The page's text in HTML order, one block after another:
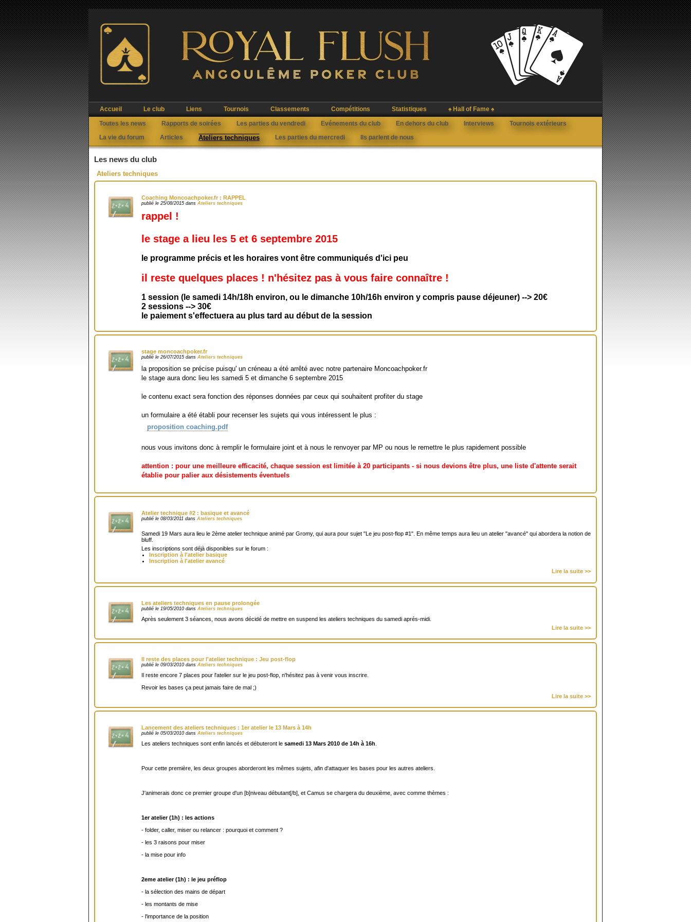
Accueil Le club Liens Tournois Classements Compétitions Statistiques
♠ Hall of Fame ♠
Toutes les news
Rapports de soirées Les parties du vendredi Evénements du club En dehors du club Interviews
Tournois extérieurs
La vie du forum
Articles Ateliers techniques Les parties du mercredi Ils parlent de nous
Les news du club
Ateliers techniques
Coaching Moncoachpoker.fr : RAPPEL
publié le 25/08/2015 dans Ateliers techniques
rappel !
le stage a lieu les 5 et 6 septembre 2015
le programme précis et les horaires vont être communiqués d'ici peu
il reste quelques places ! n'hésitez pas à vous faire connaître !
1 session (le samedi 14h/18h environ, ou le dimanche 10h/16h environ y compris pause déjeuner) --> 20€
2 sessions --> 30€
le paiement s'effectuera au plus tard au début de la session
stage moncoachpoker.fr
publié le 26/07/2015 dans Ateliers techniques
la proposition se précise puisqu' un créneau a été arrêté avec notre partenaire Moncoachpoker.fr
le stage aura donc lieu les samedi 5 et dimanche 6 septembre 2015
le contenu exact sera fonction des réponses données par ceux qui souhaitent profiter du stage
un formulaire a été établi pour recenser les sujets qui vous intéressent le plus :
proposition coaching.pdf
nous vous invitons donc à remplir le formulaire joint et à nous le renvoyer par MP ou nous le remettre le plus rapidement possible
attention : pour une meilleure efficacité, chaque session est limitée à 20 participants - si nous devions être plus, une liste d'attente serait
établie pour palier aux désistements éventuels
Atelier technique #2 : basique et avancé
publié le 08/03/2011 dans Ateliers techniques
Samedi 19 Mars aura lieu le 2ème atelier technique animé par Gromy, qui aura pour sujet "Le jeu post-flop #1". En même temps aura lieu un atelier "avancé" qui abordera la notion de
bluff.
Les inscriptions sont déjà disponibles sur le forum :
Inscription à l'atelier basique
Inscription à l'atelier avancé
Lire la suite >>
Les ateliers techniques en pause prolongée
publié le 19/05/2010 dans Ateliers techniques
Après seulement 3 séances, nous avons décidé de mettre en suspend les ateliers techniques du samedi aprés-midi.
Lire la suite >>
Il reste des places pour l'atelier technique : Jeu post-flop
publié le 09/03/2010 dans Ateliers techniques
Il reste encore 7 places pour l'atelier sur le jeu post-flop, n'hésitez pas à venir vous inscrire.
Revoir les bases ça peut jamais faire de mal ;)
Lire la suite >>
Lancement des ateliers techniques : 1er atelier le 13 Mars à 14h
publié le 05/03/2010 dans Ateliers techniques
Les ateliers techniques sont enfin lancés et débuteront le samedi 13 Mars 2010 de 14h à 16h
Pour cette première, les deux groupes aborderont les mêmes sujets, afin d'attaquer les bases pour les autres ateliers.
J'animerais donc ce premier groupe d'un [b]niveau débutant[/b], et Camus se chargera du deuxième, avec comme thèmes :
1er atelier (1h) : les actions
- folder, caller, miser ou relancer : pourquoi et comment ?
- les 3 raisons pour miser
- la mise pour info
2eme atelier (1h) : le jeu préflop
- la sélection des mains de départ
- les montants de mise
- l'importance de la position